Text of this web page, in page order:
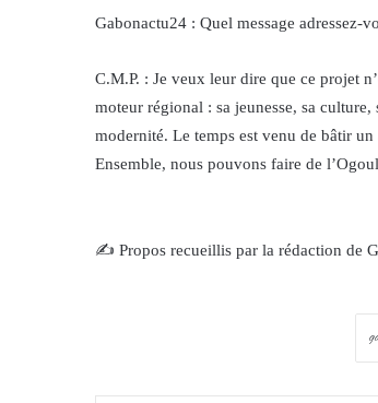
Gabonactu24 : Quel message adressez-
C.M.P. : Je veux leur dire que ce projet
moteur régional : sa jeunesse, sa
modernité. Le temps est venu de bâtir
Ensemble, nous pouvons faire de
✍️ Propos recueillis par la rédaction de